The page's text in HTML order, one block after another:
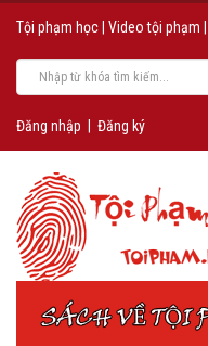
Tội phạm học Video tội phạm
Đăng nhập Đăng ký